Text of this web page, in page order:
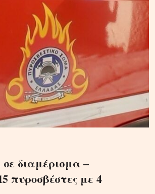
διαμέρισμα –
πυροσβέστες με 4